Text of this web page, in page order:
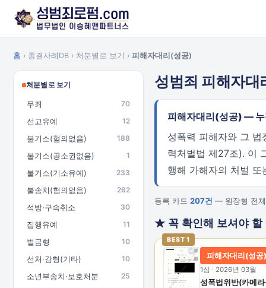
홈 › 종결사례DB › 처분별로 보기 › 피해자대리(성공)
처분별로 보기
무죄 70
선고유예 12
불기소(혐의없음) 188
불기소(공소권없음) 1
불기소(기소유예) 233
불송치(혐의없음) 262
석방·구속취소 30
집행유예 11
벌금형 10
선처·감형(기타) 10
소년부송치·보호처분 25
성범죄 피해자대
피해자대리(성공) —
성폭력 피해자와 그 법
력처벌법 제27조). 이
행해 가해자의 처벌
등록 카드 207건 — 원장형 전체
★ 꼭 확인해 보셔야 할
BEST 1
피해자대리(성공)
1심 · 2026년 03월